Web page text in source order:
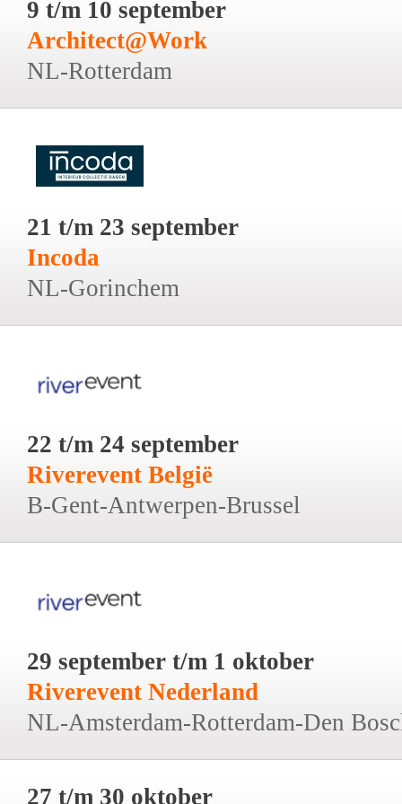
9 t/m 10 september
Architect@Work
NL-Rotterdam
21 t/m 23 september
Incoda
NL-Gorinchem
22 t/m 24 september
Riverevent België
B-Gent-Antwerpen-Brussel
29 september t/m 1 oktober
Riverevent Nederland
NL-Amsterdam-Rotterdam-Den
27 t/m 30 oktober